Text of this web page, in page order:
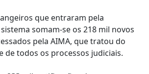
que entraram pela
somam-se os 218 mil novos
pela AIMA, que tratou do
de todos os processos judiciais.